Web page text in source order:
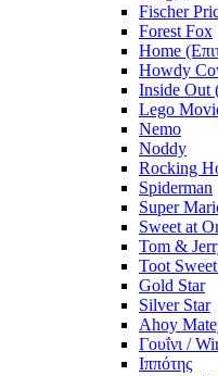
Fischer
Forest Fox
Home
Howdy
Inside Out
Lego
Nemo
Noddy
Rocking
Spiderman
Super
Sweet at
Tom &
Toot
Gold Star
Silver Star
Ahoy
Γουΐνι /
Ιππότης